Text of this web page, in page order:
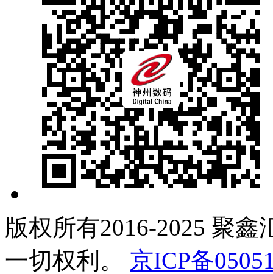
版权所有2016-2025 聚鑫
一切权利。
京ICP备